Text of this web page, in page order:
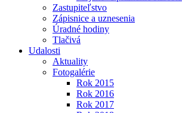
Zastupiteľstvo
Zápisnice a uznesenia
Úradné hodiny
Tlačivá
Udalosti
Aktuality
Fotogalérie
Rok 2015
Rok 2016
Rok 2017